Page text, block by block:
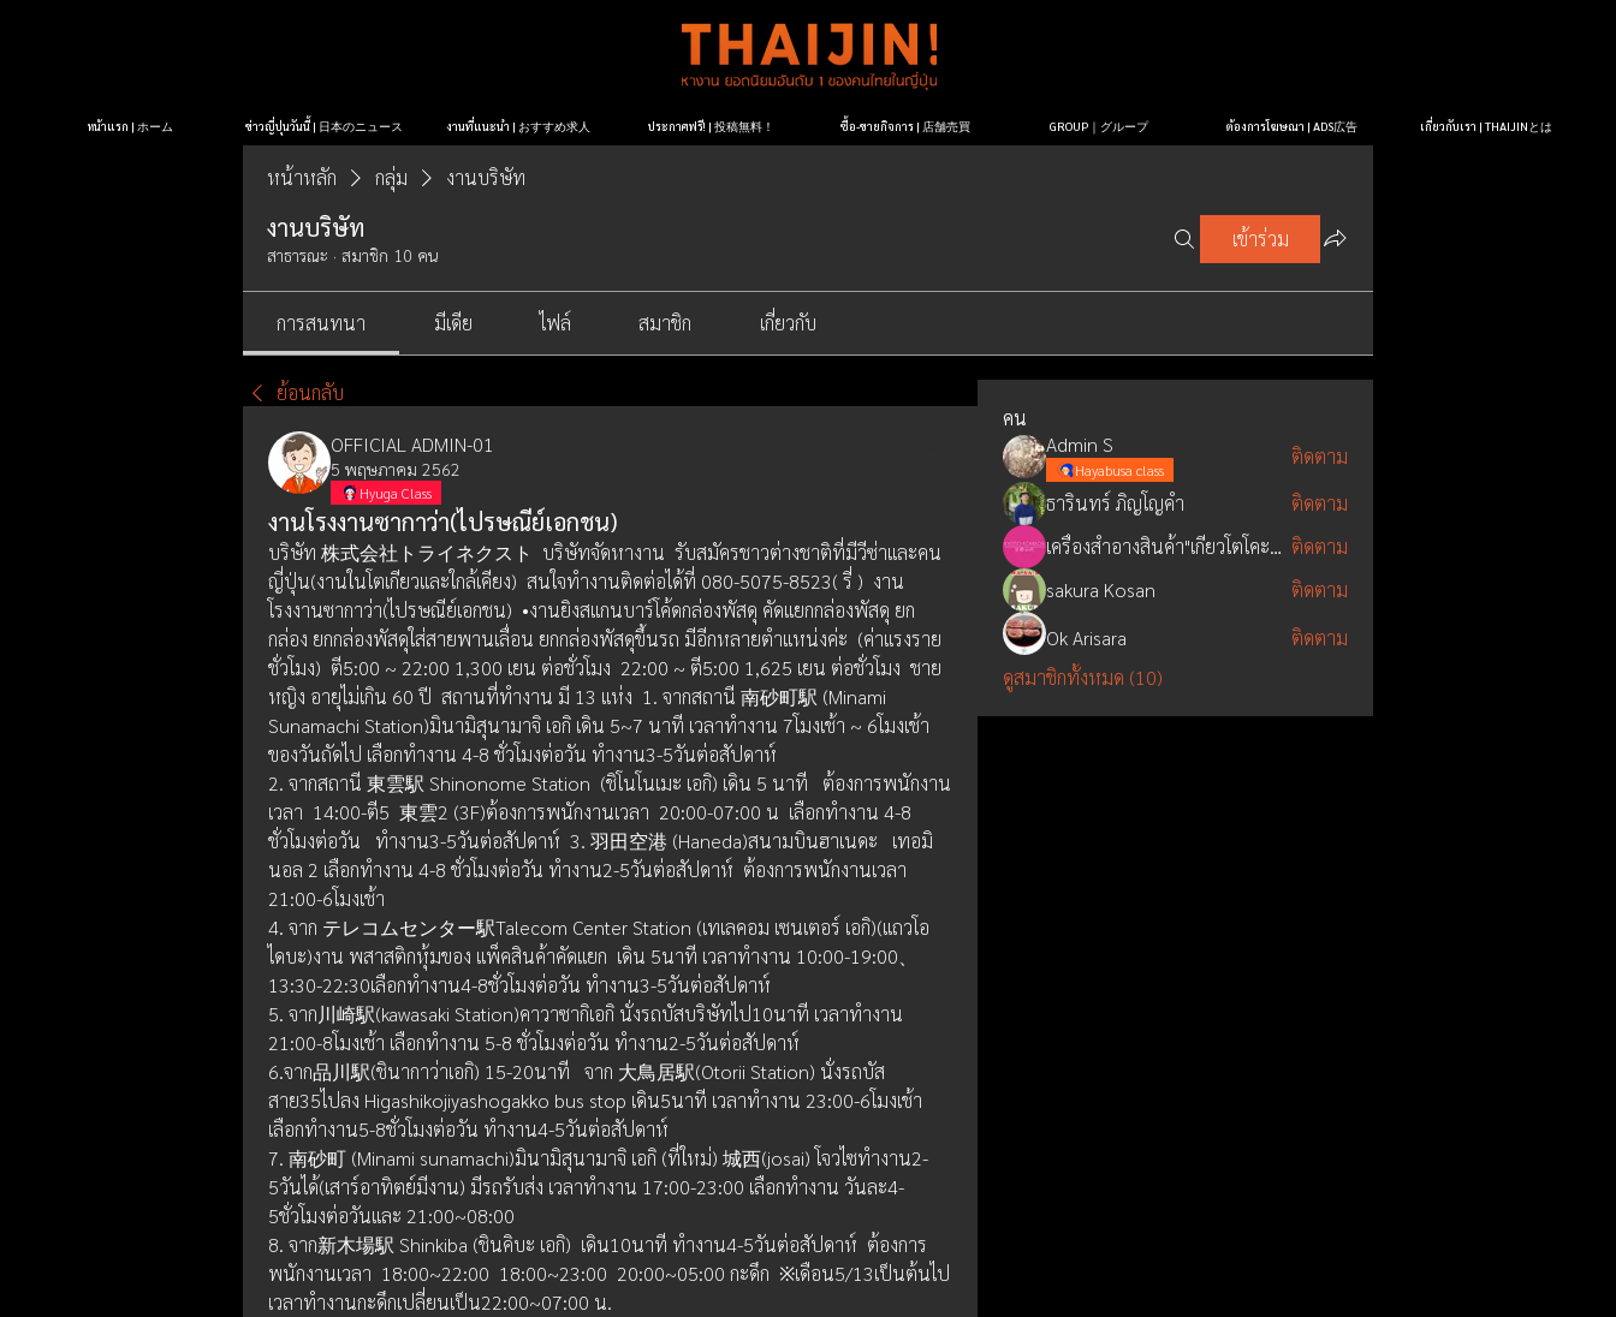
หน้าแรก | ホーム ข่าวญี่ปุ่นวันนี้ | 日本のニュース งานที่แนะนำ | おすすめ求人 ประกาศฟรี! | 投稿無料！ ซื้อ-ขายกิจการ | 店舗売買 GROUP｜グループ ต้องการโฆษณา | ADS広告 เกี่ยวกับเรา | THAIJINとは
หน้าหลัก กลุ่ม งานบริษัท
งานบริษัท
สาธารณะ · สมาชิก 10 คน
เข้าร่วม
การสนทนา มีเดีย ไฟล์ สมาชิก เกี่ยวกับ
ย้อนกลับ
OFFICIAL ADMIN-01
5 พฤษภาคม 2562
Hyuga Class
งานโรงงานซากาว่า(ไปรษณีย์เอกชน)
บริษัท 株式会社トライネクスト  บริษัทจัดหางาน  รับสมัครชาวต่างชาติที่มีวีซ่าและคน
ญี่ปุ่น(งานในโตเกียวและใกล้เคียง)  สนใจทำงานติดต่อได้ที่ 080-5075-8523( รี่ )  งาน
โรงงานซากาว่า(ไปรษณีย์เอกชน)  •งานยิงสแกนบาร์โค้ดกล่องพัสดุ คัดแยกกล่องพัสดุ ยก
กล่อง ยกกล่องพัสดุใส่สายพานเลื่อน ยกกล่องพัสดุขึ้นรถ มีอีกหลายตำแหน่งค่ะ  (ค่าแรงราย
ชั่วโมง)  ตี5:00 ~ 22:00 1,300 เยน ต่อชั่วโมง  22:00 ~ ตี5:00 1,625 เยน ต่อชั่วโมง  ชาย
หญิง อายุไม่เกิน 60 ปี  สถานที่ทำงาน มี 13 แห่ง  1. จากสถานี 南砂町駅 (Minami
Sunamachi Station)มินามิสุนามาจิ เอกิ เดิน 5~7 นาที เวลาทำงาน 7โมงเช้า ~ 6โมงเช้า
ของวันถัดไป เลือกทำงาน 4-8 ชั่วโมงต่อวัน ทำงาน3-5วันต่อสัปดาห์
2. จากสถานี 東雲駅 Shinonome Station  (ชิโนโนเมะ เอกิ) เดิน 5 นาที   ต้องการพนักงาน
เวลา  14:00-ตี5  東雲2 (3F)ต้องการพนักงานเวลา  20:00-07:00 น  เลือกทำงาน 4-8
ชั่วโมงต่อวัน   ทำงาน3-5วันต่อสัปดาห์  3. 羽田空港 (Haneda)สนามบินฮาเนดะ   เทอมิ
นอล 2 เลือกทำงาน 4-8 ชั่วโมงต่อวัน ทำงาน2-5วันต่อสัปดาห์  ต้องการพนักงานเวลา
21:00-6โมงเช้า
4. จาก テレコムセンター駅Talecom Center Station (เทเลคอม เซนเตอร์ เอกิ)(แถวโอ
ไดบะ)งาน พสาสติกหุ้มของ แพ็คสินค้าคัดแยก  เดิน 5นาที เวลาทำงาน 10:00-19:00、
13:30-22:30เลือกทำงาน4-8ชั่วโมงต่อวัน ทำงาน3-5วันต่อสัปดาห์
5. จาก川崎駅(kawasaki Station)คาวาซากิเอกิ นั่งรถบัสบริษัทไป10นาที เวลาทำงาน
21:00-8โมงเช้า เลือกทำงาน 5-8 ชั่วโมงต่อวัน ทำงาน2-5วันต่อสัปดาห์
6.จาก品川駅(ชินากาว่าเอกิ) 15-20นาที   จาก 大鳥居駅(Otorii Station) นั่งรถบัส
สาย35ไปลง Higashikojiyashogakko bus stop เดิน5นาที เวลาทำงาน 23:00-6โมงเช้า
เลือกทำงาน5-8ชั่วโมงต่อวัน ทำงาน4-5วันต่อสัปดาห์
7. 南砂町 (Minami sunamachi)มินามิสุนามาจิ เอกิ (ที่ใหม่) 城西(josai) โจวไซทำงาน2-
5วันได้(เสาร์อาทิตย์มีงาน) มีรถรับส่ง เวลาทำงาน 17:00-23:00 เลือกทำงาน วันละ4-
5ชั่วโมงต่อวันและ 21:00~08:00
8. จาก新木場駅 Shinkiba (ชินคิบะ เอกิ)  เดิน10นาที ทำงาน4-5วันต่อสัปดาห์  ต้องการ
พนักงานเวลา  18:00~22:00  18:00~23:00  20:00~05:00 กะดึก  ※เดือน5/13เป็นต้นไป
เวลาทำงานกะดึกเปลี่ยนเป็น22:00~07:00 น.
คน
Admin S
Hayabusa class
ติดตาม
ธารินทร์ ภิญโญคํา
ติดตาม
เครื่องสำอางสินค้า"เกียวโตโคะมาจิ" ติดตาม
sakura Kosan
ติดตาม
Ok Arisara
ติดตาม
ดูสมาชิกทั้งหมด (10)